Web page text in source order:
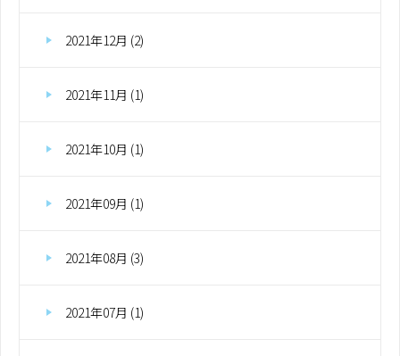
2021年12月 (2)
2021年11月 (1)
2021年10月 (1)
2021年09月 (1)
2021年08月 (3)
2021年07月 (1)